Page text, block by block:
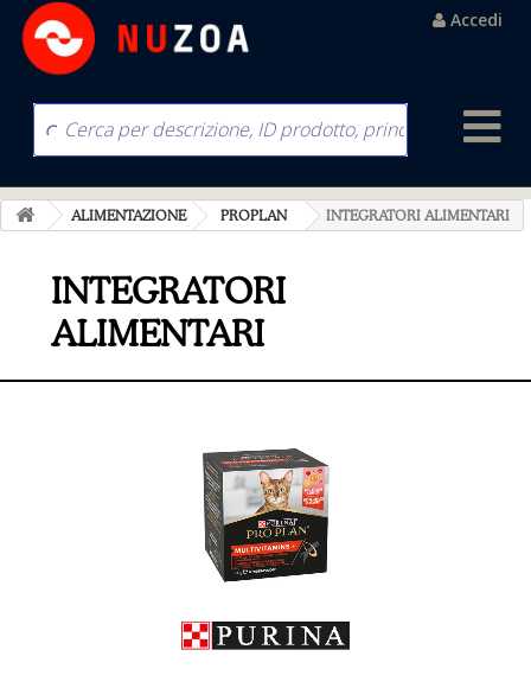
Accedi
ALIMENTAZIONE PROPLAN INTEGRATORI ALIMENTARI
INTEGRATORI
ALIMENTARI